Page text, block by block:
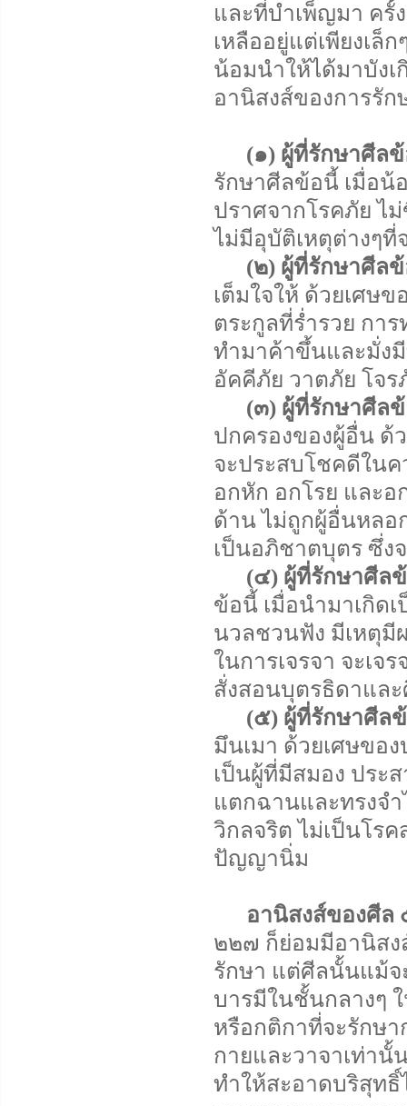
และที่บำเพ็ญมา ครั้
เหลืออยู่แต่เพียงเล็
น้อมนำให้ได้มาบัง
อานิสงส์ของการรั
(๑) ผู้ที่รักษาศีล
รักษาศีลข้อนี้ เมื่อน้
ปราศจากโรคภัย ไ
ไม่มีอุบัติเหตุต่างๆที่
(๒) ผู้ที่รักษาศีล
เต็มใจให้ ด้วยเศษ
ตระกูลที่ร่ำรวย กา
ทำมาค้าขึ้นและมั่ง
อัคคีภัย วาตภัย โจร
(๓) ผู้ที่รักษาศีล
ปกครองของผู้อื่น ด้
จะประสบโชคดีในค
อกหัก อกโรย และ
ด้าน ไม่ถูกผู้อื่นหลอ
เป็นอภิชาตบุตร ซึ่ง
(๔) ผู้ที่รักษาศีล
ข้อนี้ เมื่อนำมาเกิด
นวลชวนฟัง มีเหตุ
ในการเจรจา จะเจ
สั่งสอนบุตรธิดาแล
(๕) ผู้ที่รักษาศีล
มึนเมา ด้วยเศษขอ
เป็นผู้ที่มีสมอง ประ
แตกฉานและทรงจำ
วิกลจริต ไม่เป็นโร
ปัญญานิ่ม
อานิสงส์ของศีล
๒๒๗ ก็ย่อมมีอานิสง
รักษา แต่ศีลนั้นแม้จ
บารมีในชั้นกลางๆ
หรือกติกาที่จะรักษ
กายและวาจาเท่า
ทำให้สะอาดบริสุท